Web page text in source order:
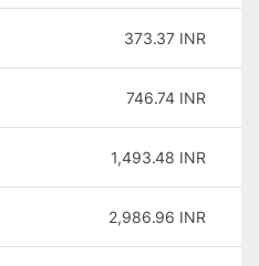
373.37 INR
746.74 INR
1,493.48 INR
2,986.96 INR